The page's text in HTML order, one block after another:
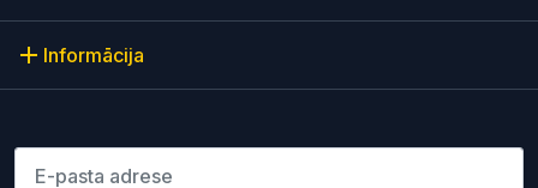
Informācija
Lūdzu ievadiet e-pasta adresi